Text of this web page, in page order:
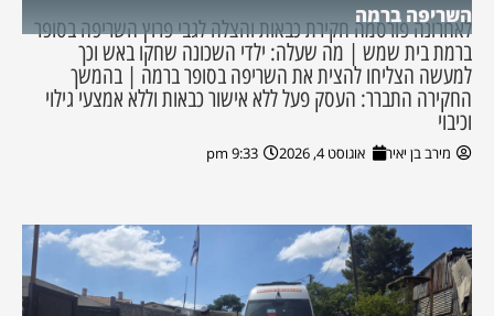
השריפה ברמה
לאחרונה פורסמה חקירת כבאות והצלה לגבי פרוץ השריפה בסופר
ברמת בית שמש | מה שעלה: ילדי השכונה שחקו באש וכך
למעשה הצליחו להצית את השריפה בסופר ברמה | בהמשך
החקירה התברר: העסק פעל ללא אישור כבאות וללא אמצעי גילוי
וכיבוי
מירב בן יאיר אוגוסט 4, 2026 9:33 pm